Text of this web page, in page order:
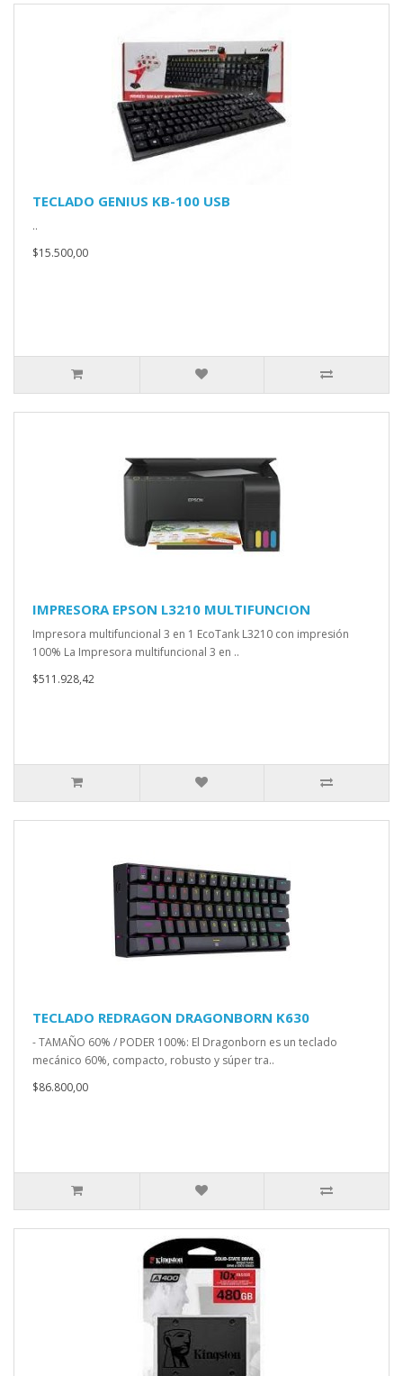
TECLADO GENIUS KB-100 USB
..
$15.500,00
IMPRESORA EPSON L3210 MULTIFUNCION
Impresora multifuncional 3 en 1 EcoTank L3210 con impresión
100% La Impresora multifuncional 3 en ..
$511.928,42
TECLADO REDRAGON DRAGONBORN K630
- TAMAÑO 60% / PODER 100%: El Dragonborn es un teclado
mecánico 60%, compacto, robusto y súper tra..
$86.800,00